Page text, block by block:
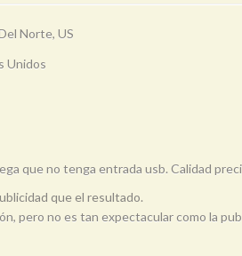
Norte, US
Unidos
que no tenga entrada usb. Calidad
que el resultado.
pero no es tan expectacular como la